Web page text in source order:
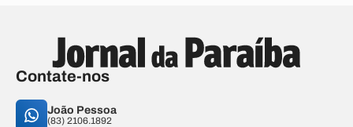
Contate-nos
João Pessoa
(83) 2106.1892